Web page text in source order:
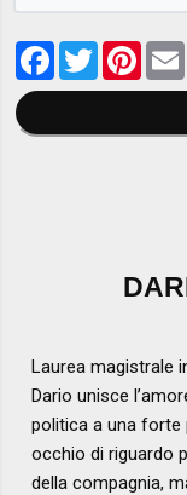
Facebook
Twitter
Laurea magistrale
Dario unisce
politica a una forte
occhio di riguardo
della compagnia,